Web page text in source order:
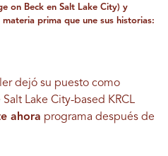
on Beck en Salt Lake City) y
prima que une sus historias:
dejó su puesto como
Lake City-based KRCL
ahora programa después de